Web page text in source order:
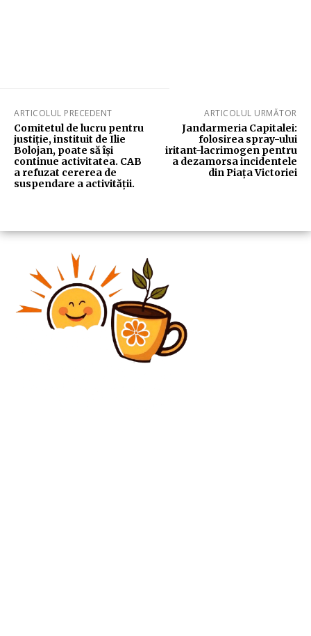
ARTICOLUL PRECEDENT
Comitetul de lucru pentru
justiție, instituit de Ilie
Bolojan, poate să își
continue activitatea. CAB
a refuzat cererea de
suspendare a activității.
ARTICOLUL URMĂTOR
Jandarmeria Capitalei:
folosirea spray-ului
iritant-lacrimogen pentru
a dezamorsa incidentele
din Piața Victoriei